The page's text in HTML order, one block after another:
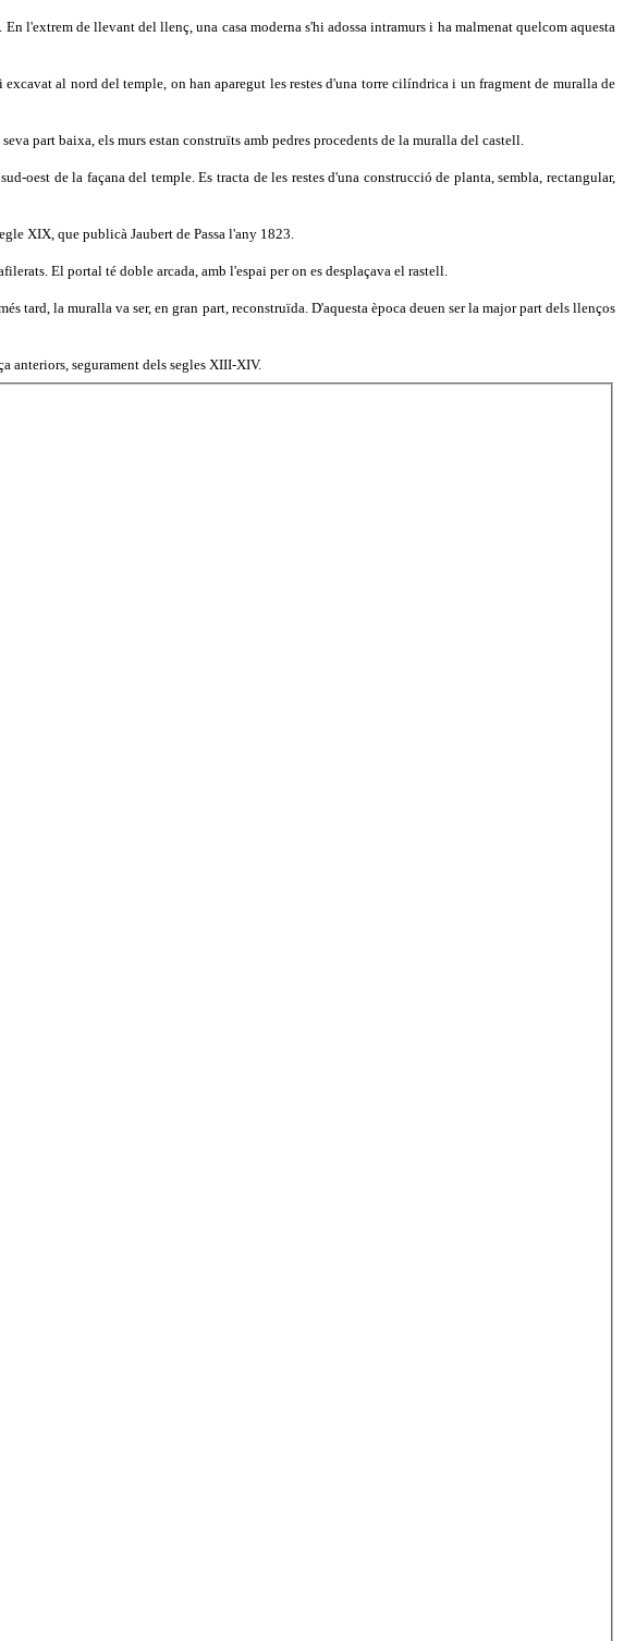
l'extrem de llevant del llenç, una casa moderna s'hi adossa intramurs i ha malmenat quelcom aquesta
al nord del temple, on han aparegut les restes d'una torre cilíndrica i un fragment de muralla de
part baixa, els murs estan construïts amb pedres procedents de la muralla del castell.
oest de la façana del temple. Es tracta de les restes d'una construcció de planta, sembla, rectangular,
XIX, que publicà Jaubert de Passa l'any 1823.
El portal té doble arcada, amb l'espai per on es desplaçava el rastell.
tard, la muralla va ser, en gran part, reconstruïda. D'aquesta època deuen ser la major part dels llenços
anteriors, segurament dels segles XIII-XIV.